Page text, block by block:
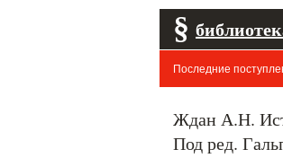
§
Последние
Ждан А.Н.
Под ред.